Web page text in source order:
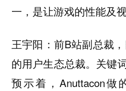
一，是让游戏的性能及
王宇阳：前B站副总裁
的用户生态总裁。关键
预示着，Anuttacon做